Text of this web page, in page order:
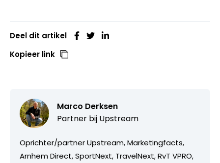
Deel dit artikel
Kopieer link
Marco Derksen
Partner bij Upstream
Oprichter/partner Upstream, Marketingfacts,
Arnhem Direct, SportNext, TravelNext, RvT VPRO,